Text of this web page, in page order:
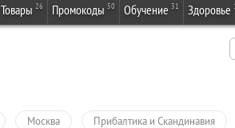
Товары 26 Промокоды 50 Обучение 31 Здоровье
Москва Прибалтика и Скандинавия